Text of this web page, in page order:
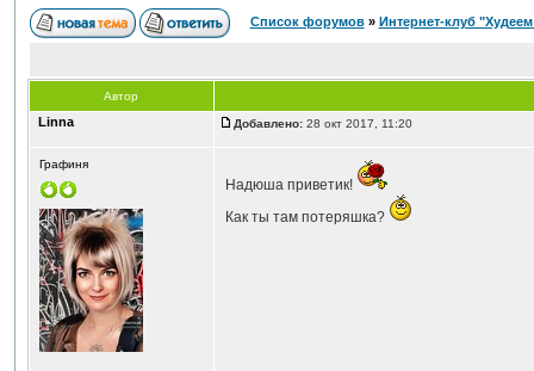
Список форумов» Интернет-клуб
Автор
Linna Добавлено:28 окт 2017, 11:20
Графиня
Надюша приветик!
Как ты там потеряшка?